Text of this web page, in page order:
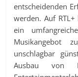
entscheidenden
werden. Auf
ein
Musikangebot
unschlagbar
Ausbau von